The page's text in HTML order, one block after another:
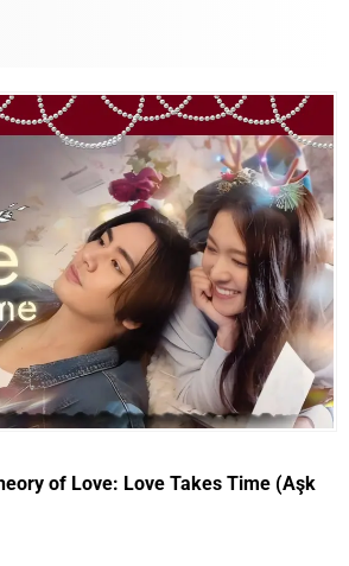
of Love: Love Takes Time (Aşk